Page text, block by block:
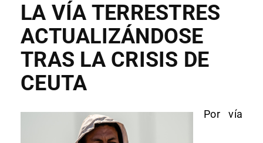
LA VÍA TERRESTRES
ACTUALIZÁNDOSE
TRAS LA CRISIS DE
CEUTA
Por vía